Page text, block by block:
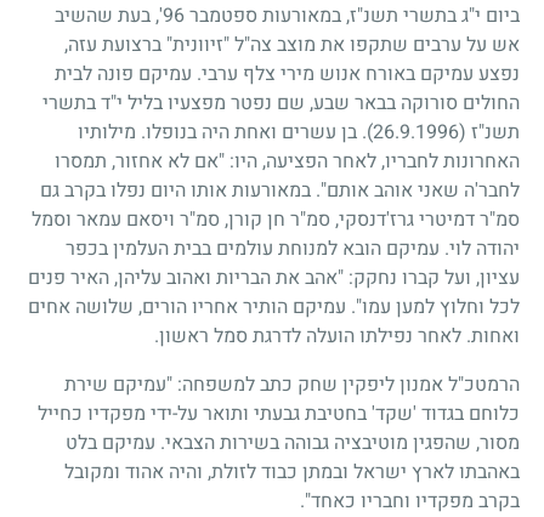
ביום י"ג בתשרי תשנ"ז, במאורעות ספטמבר96', בעת שהשיב
אש על ערבים שתקפו את מוצב צה"ל "זיוונית" ברצועת עזה,
נפצע עמיקם באורח אנוש מירי צלף ערבי. עמיקם פונה לבית
החולים סורוקה בבאר שבע, שם נפטר מפצעיו בליל י"ד בתשרי
תשנ"ז (26.9.1996)
. בן עשרים ואחת היה בנופלו. מילותיו
האחרונות לחבריו, לאחר הפציעה, היו: "אם לא אחזור, תמסרו
לחבר'ה שאני אוהב אותם". במאורעות אותו היום נפלו בקרב גם
סמ"ר דמיטרי גרז'דנסקי, סמ"ר חן קורן, סמ"ר ויסאם עמאר וסמל
יהודה לוי. עמיקם הובא למנוחת עולמים בבית העלמין בכפר
עציון, ועל קברו נחקק: "אהב את הבריות ואהוב עליהן, האיר פנים
לכל וחלוץ למען עמו". עמיקם הותיר אחריו הורים, שלושה אחים
ואחות. לאחר נפילתו הועלה לדרגת סמל ראשון.
הרמטכ"ל אמנון ליפקין שחק כתב למשפחה: "עמיקם שירת
כלוחם בגדוד 'שקד' בחטיבת גבעתי ותואר על-ידי מפקדיו כחייל
מסור, שהפגין מוטיבציה גבוהה בשירות הצבאי. עמיקם בלט
באהבתו לארץ ישראל ובמתן כבוד לזולת, והיה אהוד ומקובל
בקרב מפקדיו וחבריו כאחד".